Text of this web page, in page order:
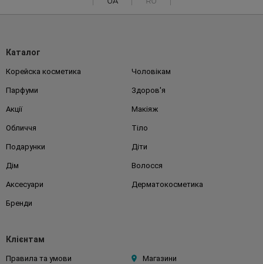
Каталог
Корейска косметика Чоловікам
Парфуми Здоров'я
Акції Макіяж
Обличчя Тіло
Подарунки Діти
Дім Волосся
Аксесуари Дерматокосметика
Бренди
Клієнтам
Правила та умови Магазини